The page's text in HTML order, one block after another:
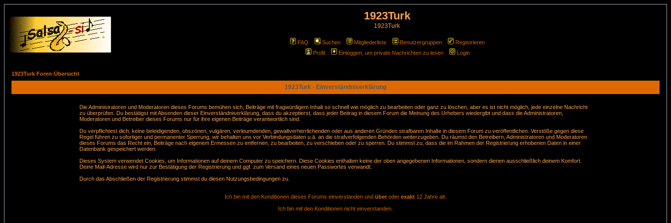
1923Turk
1923Turk
FAQ Suchen Mitgliederliste Benutzergruppen
Registrieren
Profil
Einloggen, um private Nachrichten zu lesen Login
1923Turk Foren-Übersicht
1923Turk - Einverständniserklärung
Die Administratoren und Moderatoren dieses Forums bemühen sich, Beiträge mit fragwürdigem Inhalt so schnell wie möglich zu bearbeiten oder ganz zu löschen, aber es ist nicht möglich, jede einzelne Nachricht
zu überprüfen. Du bestätigst mit Absenden dieser Einverständniserklärung, dass du akzeptierst, dass jeder Beitrag in diesem Forum die Meinung des Urhebers wiedergibt und dass die Administratoren,
Moderatoren und Betreiber dieses Forums nur für ihre eigenen Beiträge verantwortlich sind.
Du verpflichtest dich, keine beleidigenden, obszönen, vulgären, verleumdenden, gewaltverherrlichenden oder aus anderen Gründen strafbaren Inhalte in diesem Forum zu veröffentlichen. Verstöße gegen diese
Regel führen zu sofortiger und permanenter Sperrung, wir behalten uns vor Verbindungsdaten u.ä. an die strafverfolgenden Behörden weiterzugeben. Du räumst den Betreibern, Administratoren und Moderatoren
dieses Forums das Recht ein, Beiträge nach eigenem Ermessen zu entfernen, zu bearbeiten, zu verschieben oder zu sperren. Du stimmst zu, dass die im Rahmen der Registrierung erhobenen Daten in einer
Datenbank gespeichert werden.
Dieses System verwendet Cookies, um Informationen auf deinem Computer zu speichern. Diese Cookies enthalten keine der oben angegebenen Informationen, sondern dienen ausschließlich deinem Komfort.
Deine Mail-Adresse wird nur zur Bestätigung der Registrierung und ggf. zum Versand eines neuen Passwortes verwandt.
Durch das Abschließen der Registrierung stimmst du diesen Nutzungsbedingungen zu.
Ich bin mit den Konditionen dieses Forums einverstanden und über oder exakt 12 Jahre alt.
Ich bin mit den Konditionen nicht einverstanden.